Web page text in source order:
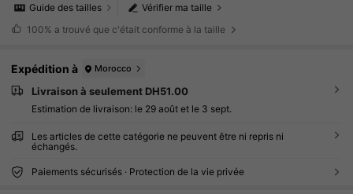
Vérifier ma taille
Guide des tailles
100% a trouvé que c'était conforme à la taille
Expédition à Morocco
Livraison à seulement DH51.00
Estimation de livraison: le 29 août et le 3 sept.
Les articles de cette catégorie ne peuvent être ni repris ni
échangés.
Paiements sécurisés · Protection de la vie privée